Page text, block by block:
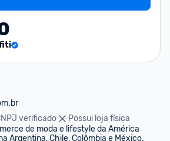
verificado
Possui loja física
de moda e lifestyle da América
Argentina, Chile, Colômbia e México.